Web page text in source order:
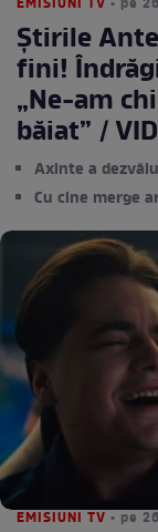
EMISIUNI TV • pe
Știrile
fini!
„Ne-am
băiat” /
Axinte a
Cu cine merge
EMISIUNI TV • pe